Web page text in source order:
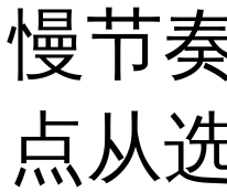
慢节
点从